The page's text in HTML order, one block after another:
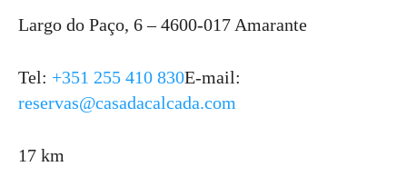
Largo do Paço, 6 – 4600-017 Amarante
Tel: +351 255 410 830E-mail:
reservas@casadacalcada.com
17 km